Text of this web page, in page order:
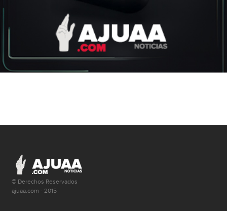
© Derechos Reservados
ajuaa.com - 2015